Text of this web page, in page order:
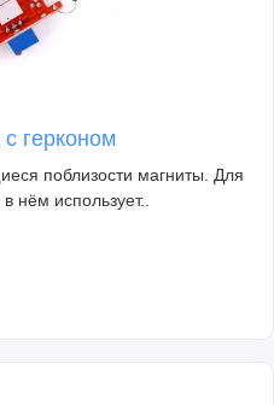
герконом
поблизости магниты. Для
нём использует..